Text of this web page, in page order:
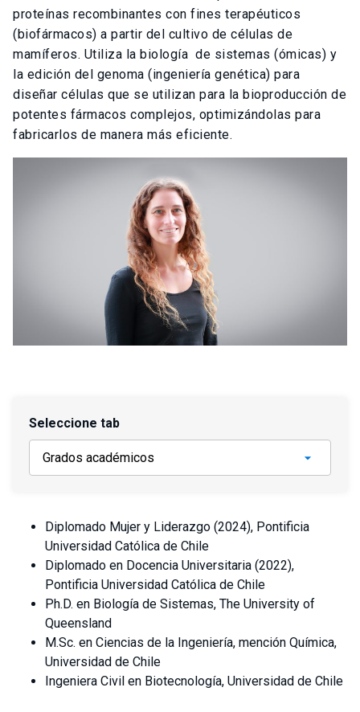
proteínas recombinantes con fines terapéuticos
(biofármacos) a partir del cultivo de células de
mamíferos. Utiliza la biología de sistemas (ómicas) y
la edición del genoma (ingeniería genética) para
diseñar células que se utilizan para la bioproducción de
potentes fármacos complejos, optimizándolas para
fabricarlos de manera más eficiente.
Seleccione tab
Diplomado Mujer y Liderazgo (2024), Pontificia
Universidad Católica de Chile
Diplomado en Docencia Universitaria (2022),
Pontificia Universidad Católica de Chile
Ph.D. en Biología de Sistemas, The University of
Queensland
M.Sc. en Ciencias de la Ingeniería, mención Química,
Universidad de Chile
Ingeniera Civil en Biotecnología, Universidad de Chile